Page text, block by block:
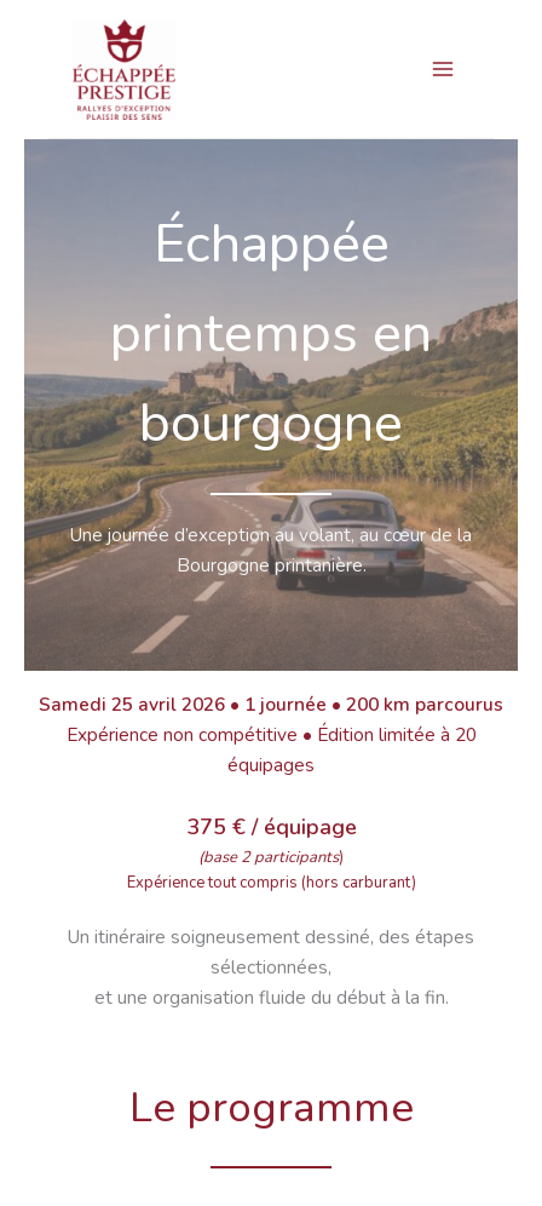
Menu
Échappée
printemps en
bourgogne
Une journée d’exception au volant, au cœur de la
Bourgogne printanière.
Samedi 25 avril 2026 • 1 journée • 200 km parcourus
Expérience non compétitive • Édition limitée à 20
équipages
375 € / équipage
(base 2 participants)
Expérience tout compris (hors carburant)
Un itinéraire soigneusement dessiné, des étapes
sélectionnées,
et une organisation fluide du début à la fin.
Le programme